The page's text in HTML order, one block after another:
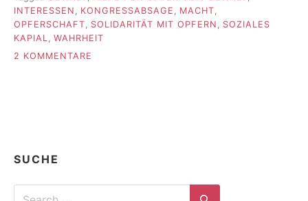
INTERESSEN
KONGRESSABSAGE MACHT
OPFERSCHAFT
SOLIDARITÄT MIT OPFERN
SOZIALES
KAPIAL
WAHRHEIT
2 KOMMENTARE
SUCHE